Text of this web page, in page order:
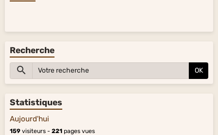
Recherche
OK
Statistiques
Aujourd'hui
159 visiteurs - 221 pages vues